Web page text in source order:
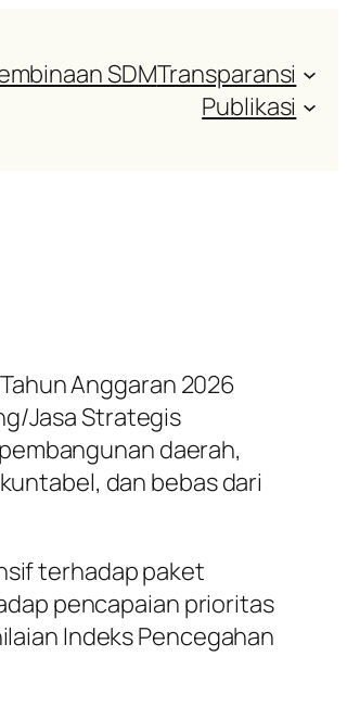
SDMTransparansi
Publikasi
Anggaran 2026
Jasa Strategis
daerah,
dan bebas dari
terhadap paket
pencapaian prioritas
Indeks Pencegahan